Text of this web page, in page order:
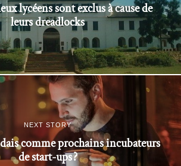
lycéens sont exclus à cause de
leurs dreadlocks
NEXT STORY
comme prochains incubateurs
de start-ups ?